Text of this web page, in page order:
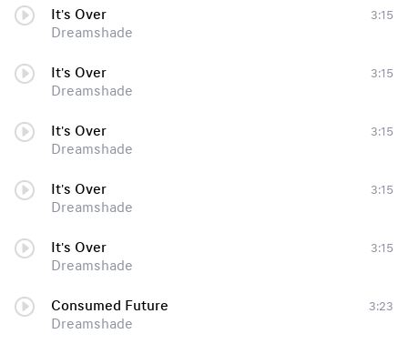
It's Over
Dreamshade
3:15
It's Over
Dreamshade
3:15
It's Over
Dreamshade
3:15
It's Over
Dreamshade
3:15
It's Over
Dreamshade
3:15
Consumed Future
Dreamshade
3:23